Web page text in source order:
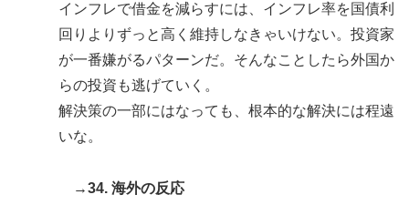
インフレで借金を減らすには、インフレ率を国債利
回りよりずっと高く維持しなきゃいけない。投資家
が一番嫌がるパターンだ。そんなことしたら外国か
らの投資も逃げていく。
解決策の一部にはなっても、根本的な解決には程遠
いな。
→34. 海外の反応